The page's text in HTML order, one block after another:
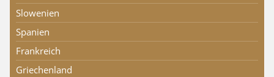
Slowenien
Spanien
Frankreich
Griechenland